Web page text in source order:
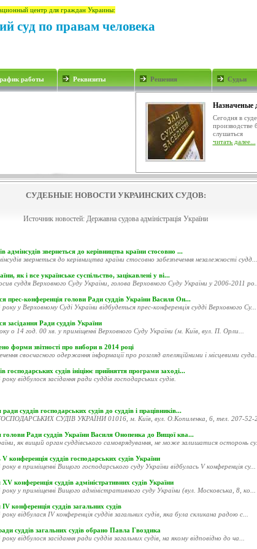
центр для граждан Украины:
суд по правам человека
работы Реквизиты Решения Судьи
Назначеные
Сегодня в
производстве
слушаться
читать далее...
СУДЕБНЫЕ НОВОСТИ УКРАИНСКИХ СУДОВ:
Источник новостей: Державна судова адміністрація України
адмінсудів звернеться до керівництва країни стосовно ...
звернеться до керівництва країни стосовно забезпечення незалежності судд...
як і все українське суспільство, зацікавлені у ві...
суддя Верховного Суду України, голова Верховного Суду України у 2006-2011 ро...
прес-конференція голови Ради суддів України Василя Он...
у Верховному Суді України відбудеться прес-конференція судді Верховного Су...
засідання Ради суддів України
о 14 год. 00 хв. у приміщенні Верховного Суду України (м. Київ, вул. П. Орли...
форми звітності про вибори в 2014 році
своєчасного одержання інформації про розгляд апеляційними і місцевими суда...
господарських судів ініціює прийняття програми заході...
відбулося засідання ради суддів господарських судів.
суддів господарських судів до суддів і працівників...
СУДІВ УКРАЇНИ 01016, м. Київ, вул. О.Копиленка, 6, тел. 207-52-
голови Ради суддів України Василя Онопенка до Вищої ква...
як вищий орган суддівського самоврядування, не може залишатися осторонь су...
V конференція суддів господарських судів України
в приміщенні Вищого господарського суду України відбулась V конференція су...
XV конференція суддів адміністративних судів України
року у приміщенні Вищого адміністративного суду України (вул. Московська, 8, ко...
конференція суддів загальних судів
відбулася ІV конференція суддів загальних судів, яка була скликана радою с...
суддів загальних судів обрано Павла Гвоздика
відбулося засідання ради суддів загальних судів, на якому відповідно до ча...